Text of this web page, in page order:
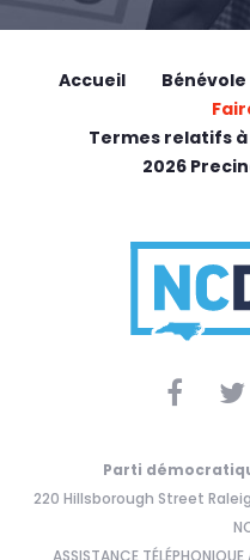
Accueil Bénévole
Termes relatifs
2026
Parti
220 Hillsborough Street
ASSISTANCE